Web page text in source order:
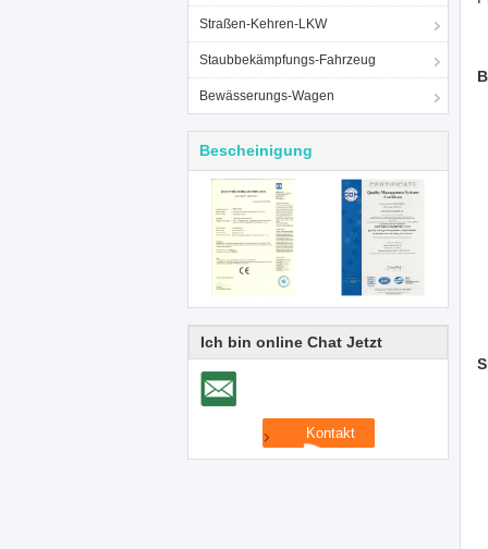
Straßen-Kehren-LKW
Staubbekämpfungs-Fahrzeug
Bewässerungs-Wagen
Bescheinigung
Ich bin online Chat Jetzt